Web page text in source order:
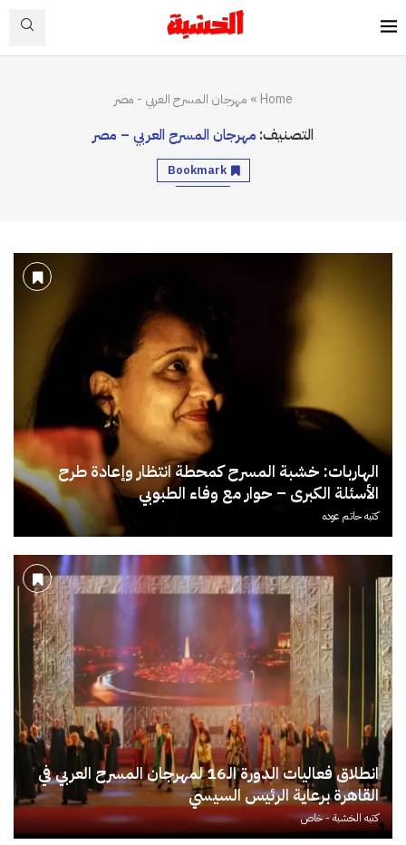
Home
» مهرجان المسرح العربي - مصر
التصنيف: مهرجان المسرح العربي – مصر
Bookmark
الهاربات: خشبة المسرح كمحطة انتظار وإعادة طرح
الأسئلة الكبرى – حوار مع وفاء الطبوبي
كتبهحاتم عوده
انطلاق فعاليات الدورة الـ16 لمهرجان المسرح العربي في
القاهرة برعاية الرئيس السيسي
كتبهالخشبة - خاص